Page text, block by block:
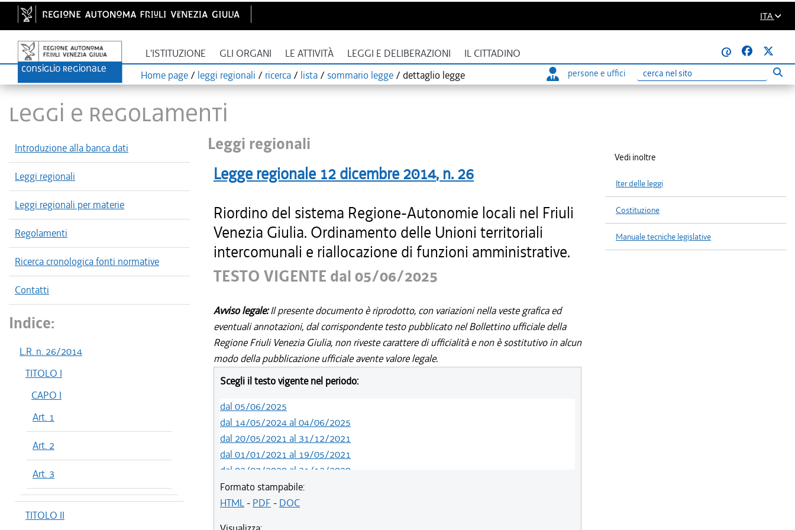
ITA
L'ISTITUZIONE GLI ORGANI LE ATTIVITÀ LEGGI E DELIBERAZIONI IL CITTADINO
@
Home page / leggi regionali / ricerca / lista / sommario legge / dettaglio legge persone e uffici
Ricerca
LEGGI E REGOLAMENTI
Introduzione alla banca dati
Leggi regionali
Leggi regionali per materie
Regolamenti
Ricerca cronologica fonti normative
Contatti
Indice:
L.R. n. 26/2014
TITOLO I
CAPO I
Art. 1
Art. 2
Art. 3
TITOLO II
Leggi regionali
Legge regionale 12 dicembre 2014, n. 26
Riordino del sistema Regione-Autonomie locali nel Friuli
Venezia Giulia. Ordinamento delle Unioni territoriali
intercomunali e riallocazione di funzioni amministrative.
TESTO VIGENTE dal 05/06/2025
Avviso legale:Il presente documento è riprodotto, con variazioni nella veste grafica ed
eventuali annotazioni, dal corrispondente testo pubblicato nel Bollettino ufficiale della
Regione Friuli Venezia Giulia, non riveste carattere di ufficialità e non è sostitutivo in alcun
modo della pubblicazione ufficiale avente valore legale.
Scegli il testo vigente nel periodo:
dal 05/06/2025
dal 14/05/2024 al 04/06/2025
dal 20/05/2021 al 31/12/2021
dal 01/01/2021 al 19/05/2021
dal 02/07/2020 al 31/12/2020
dal 01/07/2020 al 01/07/2020
dal 21/05/2020 al 30/06/2020
Formato stampabile:
HTML- PDF - DOC
Vedi inoltre
Iter delle leggi
Costituzione
Manuale tecniche legislative